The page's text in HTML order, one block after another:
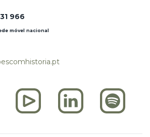
966
móvel nacional